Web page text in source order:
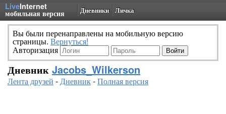
LiveInternet
мобильная версия Дневники Личка
Вы были перенаправлены на мобильную версию
страницы. Вернуться!
Авторизация
Дневник Jacobs_Wilkerson
Лента друзей -Дневник-Полная версия